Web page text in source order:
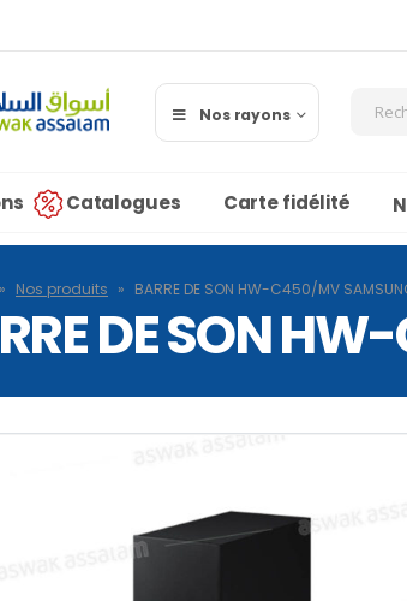
Nos rayons
Catalogues Carte fidélité
» Nos produits » BARRE DE SON HW-C450/MV
DE SON